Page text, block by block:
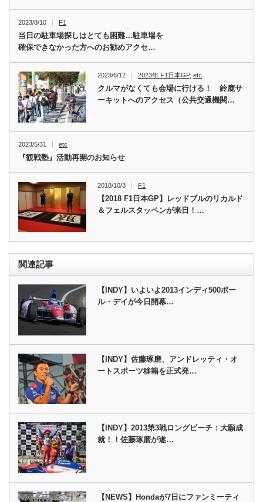
2023/8/10 F1
当日の駐車場探しはとても困難…駐車場を
確保できなかった方へのお勧めアクセ…
2023/6/12 2023年 F1日本GP,etc
クルマがなくても会場に行ける！ 鈴鹿サ
ーキットへのアクセス（公共交通機関…
2023/5/31 etc
『観戦塾』活動再開のお知らせ
2018/10/3 F1
【2018 F1日本GP】レッドブルのリカルド
＆フェルスタッペンが来日！…
関連記事
【INDY】いよいよ2013インディ500ポー
ル・デイが今日開幕…
【INDY】佐藤琢磨、アンドレッティ・オ
ートスポーツ移籍を正式発…
【INDY】2013第3戦ロングビーチ：大願成
就！！佐藤琢磨が遂…
【NEWS】Hondaが7日にファンミーティ